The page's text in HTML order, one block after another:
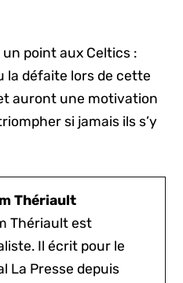
point aux Celtics :
la défaite lors de cette
auront une motivation
si jamais ils s’y
Thériault
Thériault est
Il écrit pour le
La Presse depuis